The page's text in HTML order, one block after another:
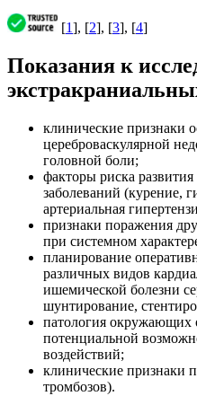
[1], [2], [3], [4]
Показания к
клинические признаки
цереброваскулярной
головной боли;
факторы риска
заболеваний (курение,
артериальная
признаки поражения
при системном
планирование
различных видов
ишемической болезни
шунтирование,
патология окружающих
потенциальной
воздействий;
клинические признаки
тромбозов).